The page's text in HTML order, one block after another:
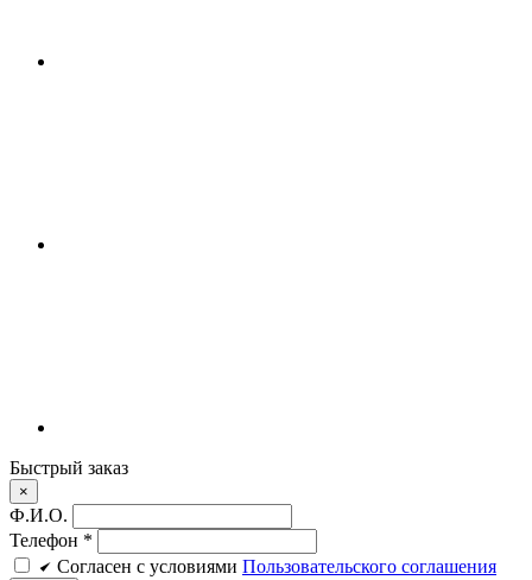
Быстрый заказ
×
Ф.И.О.
Телефон *
Cогласен c условиями Пользовательского соглашения